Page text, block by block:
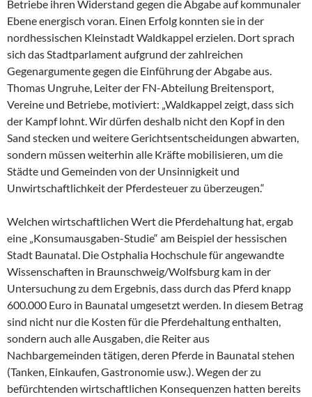
Betriebe ihren Widerstand gegen die Abgabe auf kommunaler
Ebene energisch voran. Einen Erfolg konnten sie in der
nordhessischen Kleinstadt Waldkappel erzielen. Dort sprach
sich das Stadtparlament aufgrund der zahlreichen
Gegenargumente gegen die Einführung der Abgabe aus.
Thomas Ungruhe, Leiter der FN-Abteilung Breitensport,
Vereine und Betriebe, motiviert: „Waldkappel zeigt, dass sich
der Kampf lohnt. Wir dürfen deshalb nicht den Kopf in den
Sand stecken und weitere Gerichtsentscheidungen abwarten,
sondern müssen weiterhin alle Kräfte mobilisieren, um die
Städte und Gemeinden von der Unsinnigkeit und
Unwirtschaftlichkeit der Pferdesteuer zu überzeugen.“
Welchen wirtschaftlichen Wert die Pferdehaltung hat, ergab
eine „Konsumausgaben-Studie“ am Beispiel der hessischen
Stadt Baunatal. Die Ostphalia Hochschule für angewandte
Wissenschaften in Braunschweig/Wolfsburg kam in der
Untersuchung zu dem Ergebnis, dass durch das Pferd knapp
600.000 Euro in Baunatal umgesetzt werden. In diesem Betrag
sind nicht nur die Kosten für die Pferdehaltung enthalten,
sondern auch alle Ausgaben, die Reiter aus
Nachbargemeinden tätigen, deren Pferde in Baunatal stehen
(Tanken, Einkaufen, Gastronomie usw.). Wegen der zu
befürchtenden wirtschaftlichen Konsequenzen hatten bereits